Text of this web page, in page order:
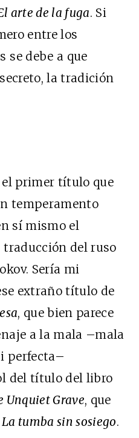
arte de la fuga. Si
entre los
se debe a que
la tradición
el primer título que
temperamento
sí mismo el
del ruso
Sería mi
extraño título de
, que bien parece
a la mala –mala
perfecta–
del título del libro
Unquiet Grave, que
La tumba sin sosiego.